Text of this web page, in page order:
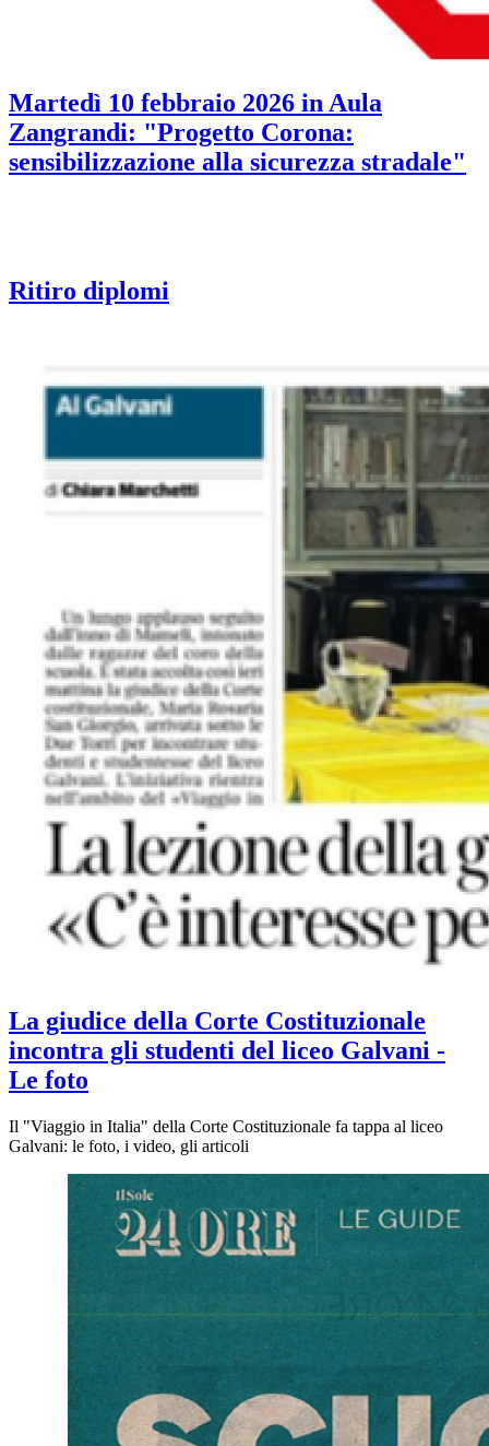
Martedì 10 febbraio 2026 in Aula
Zangrandi: "Progetto Corona:
sensibilizzazione alla sicurezza stradale"
Ritiro diplomi
La giudice della Corte Costituzionale
incontra gli studenti del liceo Galvani -
Le foto
Il "Viaggio in Italia" della Corte Costituzionale fa tappa al liceo
Galvani: le foto, i video, gli articoli